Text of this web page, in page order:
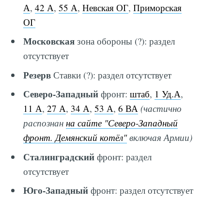
А,42 А,55 А,Невская ОГ,Приморская
ОГ
Московскаязона обороны (?): раздел
отсутствует
РезервСтавки (?): раздел отсутствует
Северо-Западный фронт:штаб, 1 Уд.А,
11 А,27 А, 34 А,53 А,6 ВА (частично
распознанна сайте "Северо-Западный
фронт. Демянский котёл"включая Армии)
Сталинградскийфронт: раздел
отсутствует
Юго-Западный фронт: раздел отсутствует